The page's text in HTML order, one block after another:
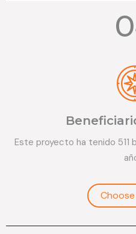
Este proyecto ha tenido